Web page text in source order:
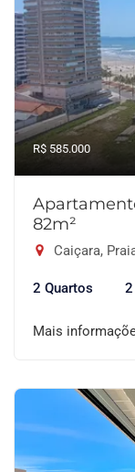
R$ 585.000
82m²
Caiçara,
2 Quartos
Mais